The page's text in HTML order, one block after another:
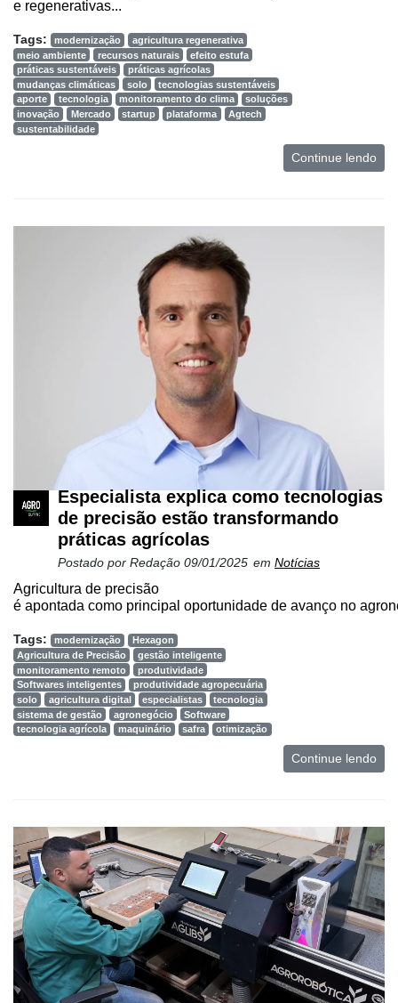
e regenerativas...
Tags: modernização
agricultura regenerativa
meio ambiente
recursos naturais
efeito estufa
práticas sustentáveis
práticas agrícolas
mudanças climáticas
solo
tecnologias sustentáveis
aporte
tecnologia monitoramento do clima
soluções
inovação
Mercado startup plataforma
Agtech
sustentabilidade
Continue lendo
Especialista explica como tecnologias
de precisão estão transformando
práticas agrícolas
Postado por Redação 09/01/2025 em Notícias
Agricultura de precisão
é apontada como principal oportunidade de avanço no
Tags: modernização
Hexagon
Agricultura de Precisão
gestão inteligente
monitoramento remoto
produtividade
Softwares inteligentes
produtividade agropecuária
solo
agricultura digital especialistas
tecnologia
sistema de gestão
agronegócio
Software
tecnologia agrícola
maquinário safra otimização
Continue lendo